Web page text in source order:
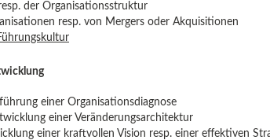
der Organisationsstruktur
resp. von Mergers oder Akquisitionen
einer Organisationsdiagnose
einer Veränderungsarchitektur
einer kraftvollen Vision resp. einer effektiven